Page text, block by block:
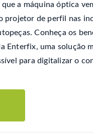
que a máquina óptica
projetor de perfil nas
Conheça os
Enterfix, uma solução
para digitalizar o